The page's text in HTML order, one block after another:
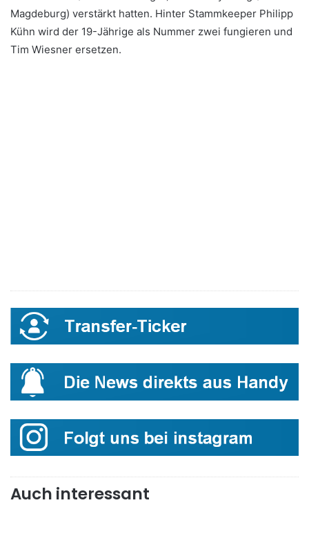
Magdeburg) verstärkt hatten. Hinter Stammkeeper Philipp
Kühn wird der 19-Jährige als Nummer zwei fungieren und
Tim Wiesner ersetzen.
Auch interessant